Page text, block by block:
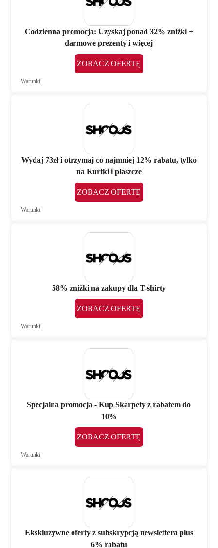
Codzienna promocja: Uzyskaj ponad 32% zniżki +
darmowe prezenty i więcej
ZOBACZ OFERTĘ
Warunki
Wydaj 73zł i otrzymaj co najmniej 12% rabatu, tylko
na Kurtki i płaszcze
ZOBACZ OFERTĘ
Warunki
58% zniżki na zakupy dla T-shirty
ZOBACZ OFERTĘ
Warunki
Specjalna promocja - Kup Skarpety z rabatem do
10%
ZOBACZ OFERTĘ
Warunki
Ekskluzywne oferty z subskrypcją newslettera plus
6% rabatu